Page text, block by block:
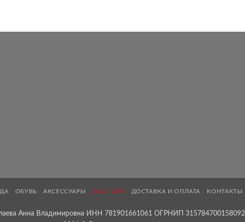
ОБУВЬ АКСЕССУАРЫ SALE -30% ДОСТАВКА И ОПЛАТА КОНТАКТЫ
Анна Владимировна ИНН 781901661061 ОГРНИП 315784700158092